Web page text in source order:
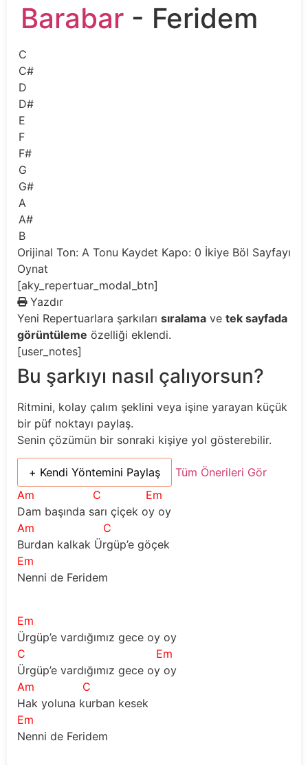
Barabar - Feridem
C
C#
D
D#
E
F
F#
G
G#
A
A#
B
Orijinal Ton: A Tonu Kaydet Kapo: 0 İkiye Böl Sayfayı
Oynat
[aky_repertuar_modal_btn]
Yazdır
Yeni Repertuarlara şarkıları sıralama ve tek sayfada
görüntüleme özelliği eklendi.
[user_notes]
Bu şarkıyı nasıl çalıyorsun?
Ritmini, kolay çalım şeklini veya işine yarayan küçük
bir püf noktayı paylaş.
Senin çözümün bir sonraki kişiye yol gösterebilir.
+ Kendi Yöntemini Paylaş
Tüm Önerileri Gör
Am
C
Em
Dam başında sarı çiçek oy oy
Am
C
Burdan kalkak Ürgüp’e göçek
Em
Nenni de Feridem
Em
Ürgüp’e vardığımız gece oy oy
C
Em
Ürgüp’e vardığımız gece oy oy
Am
C
Hak yoluna kurban kesek
Em
Nenni de Feridem